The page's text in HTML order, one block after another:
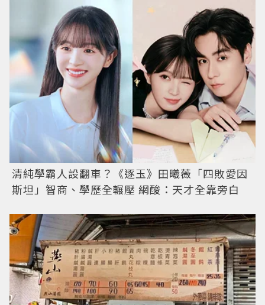
清純學霸人設翻車？《逐玉》田曦薇「四敗愛因
斯坦」智商、學歷全輾壓 網酸：天才全靠旁白